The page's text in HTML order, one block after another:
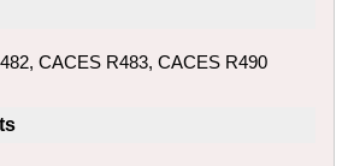
CACES R483, CACES R490